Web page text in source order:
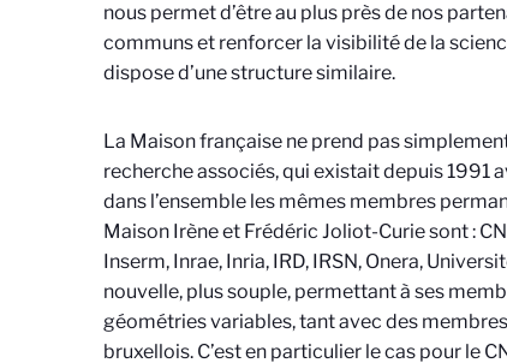
nous permet d’être au plus près de nos
communs et renforcer la visibilité de la
dispose d’une structure similaire.
La Maison française ne prend pas
recherche associés, qui existait depuis 1991
dans l’ensemble les mêmes membres
Maison Irène et Frédéric Joliot-Curie sont :
Inserm, Inrae, Inria, IRD, IRSN, Onera,
nouvelle, plus souple, permettant à ses
géométries variables, tant avec des
bruxellois. C’est en particulier le cas pour le